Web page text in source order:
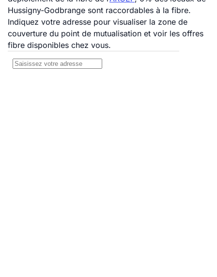
Hussigny-Godbrange sont raccordables à la fibre.
Indiquez votre adresse pour visualiser la zone de
couverture du point de mutualisation et voir les offres
fibre disponibles chez vous.